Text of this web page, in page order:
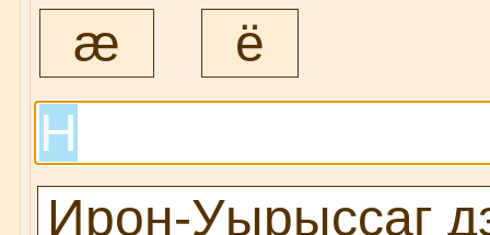
æ ё